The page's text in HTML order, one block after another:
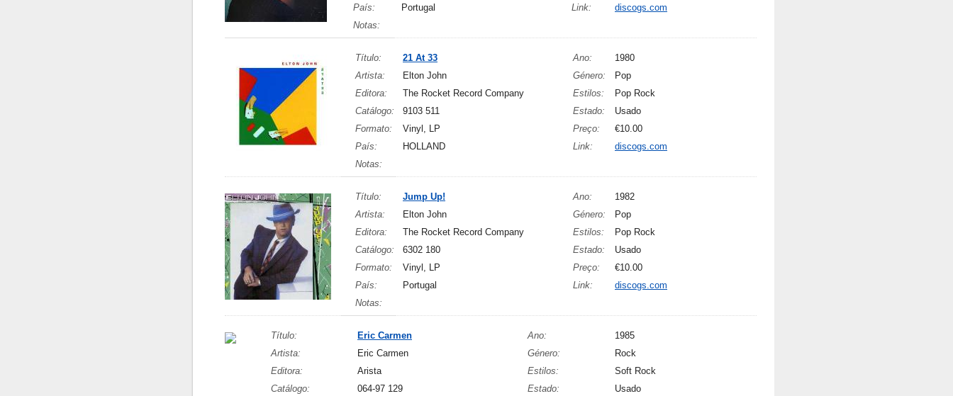
País:
Portugal Link:
discogs.com
Notas:
Título: 21 At 33 Ano:
1980
Artista:
Elton John Género:
Pop
Editora:
The Rocket Record Company Estilos:
Pop Rock
Catálogo:
9103 511 Estado:
Usado
Formato:
Vinyl, LP Preço:
€10.00
País:
HOLLAND Link:
discogs.com
Notas:
Título: Jump Up! Ano:
1982
Artista:
Elton John Género:
Pop
Editora:
The Rocket Record Company Estilos:
Pop Rock
Catálogo:
6302 180 Estado:
Usado
Formato:
Vinyl, LP Preço:
€10.00
País:
Portugal Link:
discogs.com
Notas:
Título: Eric Carmen Ano:
1985
Artista:
Eric Carmen Género:
Rock
Editora:
Arista Estilos:
Soft Rock
Catálogo:
064-97 129 Estado: Usado